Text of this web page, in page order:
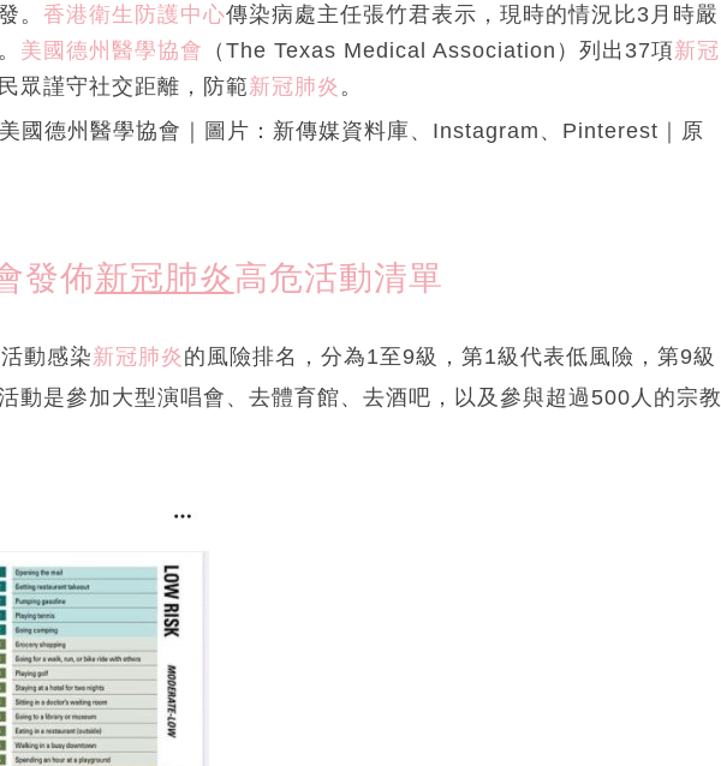
。 香港衛生防護中心傳染病處主任張竹君表示，現時的情況比3月時嚴
美國德州醫學協會 （The Texas Medical Association）列出37項新冠
眾謹守社交距離，防範新冠肺炎 。
國德州醫學協會｜圖片：新傳媒資料庫、Instagram、Pinterest｜原
發佈新冠肺炎高危活動清單
動感染新冠肺炎 的風險排名，分為1至9級，第1級代表低風險，第9級
動是參加大型演唱會、去體育館、去酒吧，以及參與超過500人的宗教